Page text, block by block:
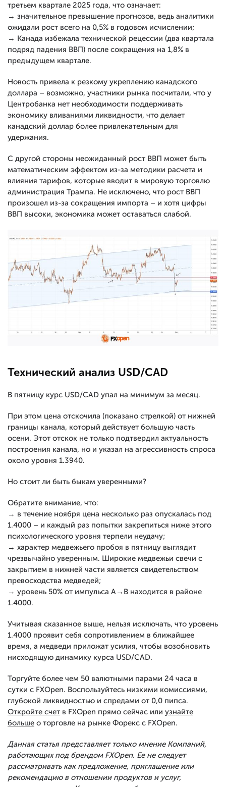
третьем квартале 2025 года, что означает:
→ значительное превышение прогнозов, ведь аналитики
ожидали рост всего на 0,5% в годовом исчислении;
→ Канада избежала технической рецессии (два квартала
подряд падения ВВП) после сокращения на 1,8% в
предыдущем квартале.
Новость привела к резкому укреплению канадского
доллара – возможно, участники рынка посчитали, что у
Центробанка нет необходимости поддерживать
экономику вливаниями ликвидности, что делает
канадский доллар более привлекательным для
удержания.
С другой стороны неожиданный рост ВВП может быть
математическим эффектом из-за методики расчета и
влияния тарифов, которые вводит в мировую торговлю
администрация Трампа. Не исключено, что рост ВВП
произошел из-за сокращения импорта – и хотя цифры
ВВП высоки, экономика может оставаться слабой.
Технический анализ USD/CAD
В пятницу курс USD/CAD упал на минимум за месяц.
При этом цена отскочила (показано стрелкой) от нижней
границы канала, который действует большую часть
осени. Этот отскок не только подтвердил актуальность
построения канала, но и указал на агрессивность спроса
около уровня 1.3940.
Но стоит ли быть быкам уверенными?
Обратите внимание, что:
→ в течение ноября цена несколько раз опускалась под
1.4000 – и каждый раз попытки закрепиться ниже этого
психологического уровня терпели неудачу;
→ характер медвежьего пробоя в пятницу выглядит
чрезвычайно уверенным. Широкие медвежьи свечи с
закрытием в нижней части является свидетельством
превосходства медведей;
→ уровень 50% от импульса А→В находится в районе
1.4000.
Учитывая сказанное выше, нельзя исключать, что уровень
1.4000 проявит себя сопротивлением в ближайшее
время, а медведи приложат усилия, чтобы возобновить
нисходящую динамику курса USD/CAD.
Торгуйте более чем 50 валютными парами 24 часа в
сутки с FXOpen. Воспользуйтесь низкими комиссиями,
глубокой ликвидностью и спредами от 0,0 пипса.
Откройте счет в FXOpen прямо сейчас или узнайте
больше о торговле на рынке Форекс с FXOpen.
Данная статья представляет только мнение Компаний,
работающих под брендом FXOpen. Ее не следует
рассматривать как предложение, приглашение или
рекомендацию в отношении продуктов и услуг,